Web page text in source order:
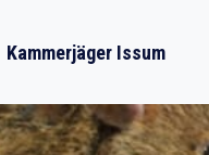
Kammerjäger Issum